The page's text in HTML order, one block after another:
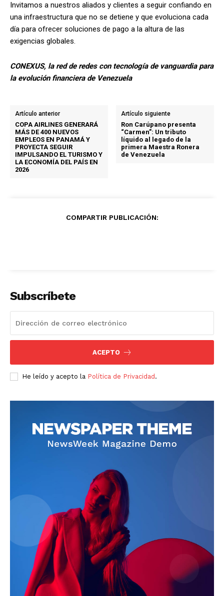
Invitamos a nuestros aliados y clientes a seguir confiando en
una infraestructura que no se detiene y que evoluciona cada
día para ofrecer soluciones de pago a la altura de las
exigencias globales.
CONEXUS, la red de redes con tecnología de vanguardia para
la evolución financiera de Venezuela
Artículo anterior
COPA AIRLINES GENERARÁ
MÁS DE 400 NUEVOS
EMPLEOS EN PANAMÁ Y
PROYECTA SEGUIR
IMPULSANDO EL TURISMO Y
LA ECONOMÍA DEL PAÍS EN
2026
Artículo siguiente
Ron Carúpano presenta
“Carmen”: Un tributo
líquido al legado de la
primera Maestra Ronera
de Venezuela
COMPARTIR PUBLICACIÓN:
Subscríbete
ACEPTO
He leído y acepto la Política de Privacidad .